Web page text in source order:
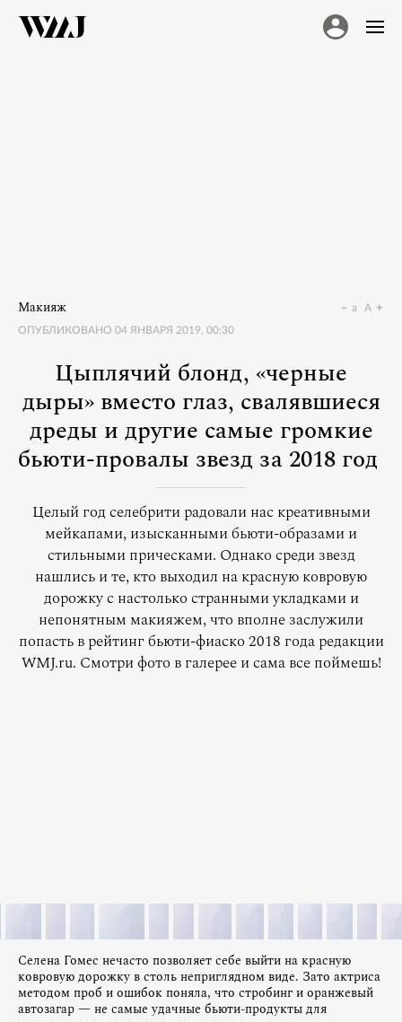
Макияж
ОПУБЛИКОВАНО 04 ЯНВАРЯ 2019, 00:30
a A
Цыплячий блонд, «черные
дыры» вместо глаз, свалявшиеся
дреды и другие самые громкие
бьюти-провалы звезд за 2018 год
Целый год селебрити радовали нас креативными
мейкапами, изысканными бьюти-образами и
стильными прическами. Однако среди звезд
нашлись и те, кто выходил на красную ковровую
дорожку с настолько странными укладками и
непонятным макияжем, что вполне заслужили
попасть в рейтинг бьюти-фиаско 2018 года редакции
WMJ.ru. Смотри фото в галерее и сама все поймешь!
Селена Гомес нечасто позволяет себе выйти на красную
ковровую дорожку в столь неприглядном виде. Зато актриса
методом проб и ошибок поняла, что стробинг и оранжевый
автозагар — не самые удачные бьюти-продукты для